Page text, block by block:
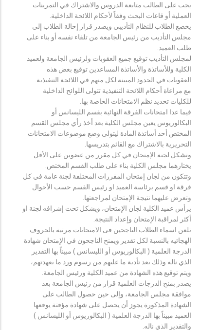
يجب على الطالب متابعة الدروس والاشتراك في التمرينات
العملية أو قاعات البحث وفقاً لأحكام اللائحة الداخلية.
يخضع الطلاب للنظام التأديبي ويصدر قرار إحالة الطلاب إلى
مجلس التأديب من رئيس الجامعة من تلقاء نفسه أو بناء على
طلب العميد.
لمجلس التأديب توقيع جميع العقوبات ولرئيس الجامعة ولعميد
الكلية وللأساتذة والأساتذة المساعدين توقيع بعض هذه
العقوبات في الحدود المبينة لكل منهم في اللائحة التنفيذية.
مع مراعاة أحكام اللائحة التنفيذية تتولى اللوائح الداخلية
للكليات تحديد نظم الامتحانات الخاصة بها.
فيما عدا امتحانات الفرقة النهائية بقسم الليسانس أو
البكالوريوس يعين مجلس الكلية بعد أخذ رأي مجلس القسم
المختص أحد أساتذة المادة ليتولى وضع موضوعات الامتحانات
التحريرية بالاشتراك مع القائم بتدريسها.
وتشكل لجنة الإمتحان في كل مقرر من عضوين على الأقل
يختارهما مجلس الكلية بناء على طلب القسم المختص.
وتتكون من لجان إمتحان المقررات المختلفة لجنة عامة في كل
فرقة او قسم برئاسة العميد او رئيس القسم حسب الأحوال
وتعرض عليهما نتيجة الإمتحان لمراجعتها.
يرأس عميد الكلية لجان الإمتحان، ويشكل تحت إشرافه لجنة او
أكثر لمراقبة الإمتحان وإعداد النتيجة.
تلعن اسماء الطلاب الناجحين فى الامتحانات مرتبة بالحروف
الهجائيه بالنسبة لكل تقدير ويمنح الناجحون في الإمتحان شهادة
الدرجة العلمية ( البكالوريوس أو الليسانس ) مبيناً بها التقدير
الذي ناله وذلك بعد تأدية ما عليهم من رسوم ورد ما بعهدتهم،
ويتم توقيع هذه الشهادة من عميد الكلية ورئيس الجامعة.
يصدر بمنح الدرجات العلمية قرار من رئيس الجامعة بعد
موافقة مجلس الجامعة، وإلى حين حصول الطالب على
الشهادة المذكورة يجوز أن يحصل على شهادة مؤقتة يوقعها
العميد مبيناً بها الدرجة العلمية ( البكالوريوس أو الليسانس )
والتقدير الذي ناله.